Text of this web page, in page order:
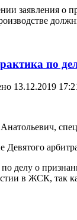
заявления о
по
13.12.2019
Девятого
делу о
в ЖСК, так